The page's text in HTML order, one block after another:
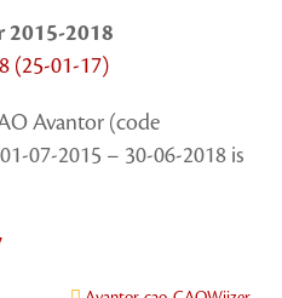
2015-2018
(25-01-17)
Avantor (code
07-2015 – 30-06-2018 is